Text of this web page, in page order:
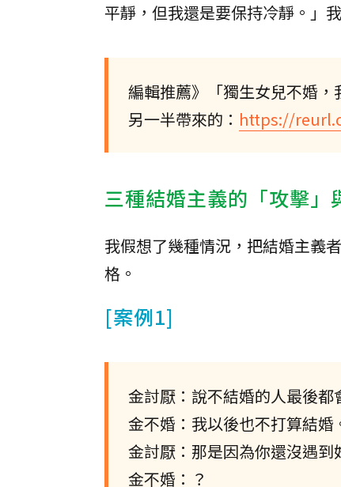
平靜，但我還是要保持冷靜。」
編輯推薦》「獨生女兒不婚
另一半帶來的： https://
三種結婚主義的「攻擊」
我假想了幾種情況，把結婚主義
格。
[案例1]
金討厭：說不結婚的人最後都
金不婚：我以後也不打算結婚
金討厭：那是因為你還沒遇到
金不婚：？